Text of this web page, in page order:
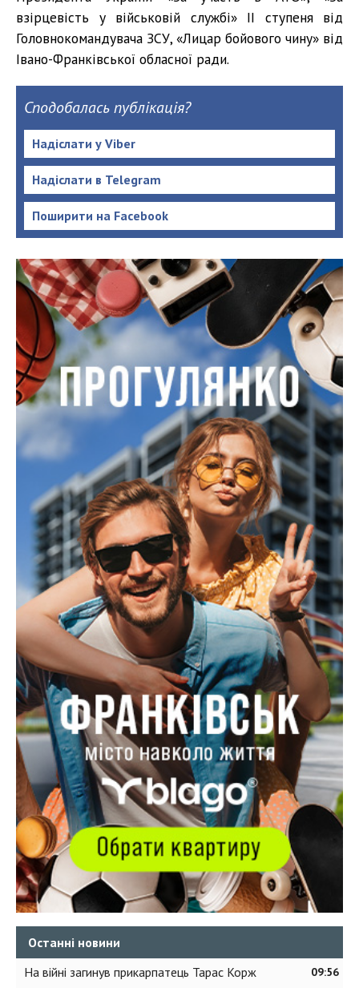
взірцевість у військовій службі» ІІ ступеня від
Головнокомандувача ЗСУ, «Лицар бойового чину» від
Івано-Франківської обласної ради.
Сподобалась публікація?
Надіслати у Viber
Надіслати в Telegram
Поширити на Facebook
Останні новини
09:56
На війні загинув прикарпатець Тарас Корж